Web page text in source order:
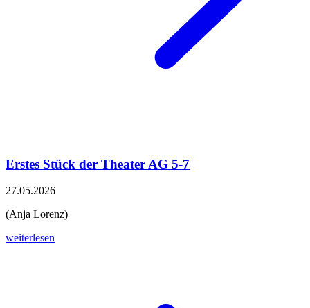
Erstes Stück der Theater AG 5-7
27.05.2026
(Anja Lorenz)
weiterlesen